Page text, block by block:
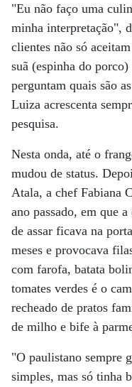
"Eu não faço uma
minha interpretação",
clientes não só
suã (espinha do
perguntam quais são
Luiza acrescenta
pesquisa.
Nesta onda, até o
mudou de status.
Atala, a chef Fabiana
ano passado, em que
de assar ficava na
meses e provocava
com farofa, batata
tomates verdes é o
recheado de pratos
de milho e bife à
"O paulistano sempre
simples, mas só tinha